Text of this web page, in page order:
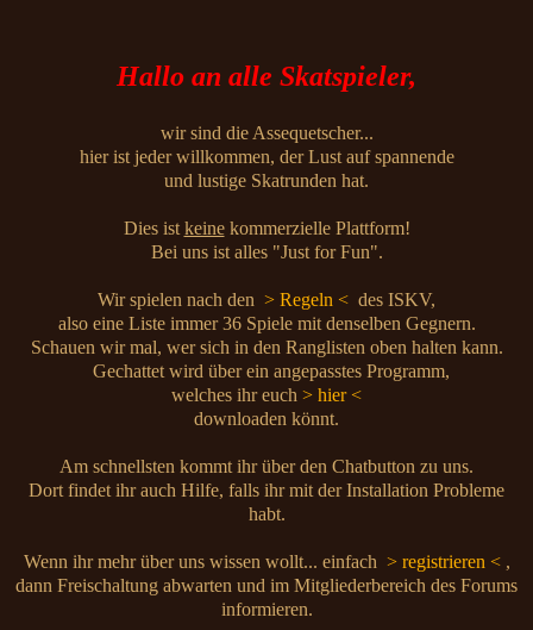
Hallo an alle Skatspieler,
wir sind die Assequetscher...
hier ist jeder willkommen, der Lust auf spannende
und lustige Skatrunden hat.
Dies ist keinekommerzielle Plattform!
Bei uns ist alles "Just for Fun".
Wir spielen nach den > Regeln < des ISKV,
also eine Liste immer 36 Spiele mit denselben Gegnern.
Schauen wir mal, wer sich in den Ranglisten oben halten kann.
Gechattet wird über ein angepasstes Programm,
welches ihr euch > hier <
downloaden könnt.
Am schnellsten kommt ihr über den Chatbutton zu uns.
Dort findet ihr auch Hilfe, falls ihr mit der Installation Probleme
habt.
Wenn ihr mehr über uns wissen wollt... einfach > registrieren < ,
dann Freischaltung abwarten und im Mitgliederbereich des Forums
informieren.